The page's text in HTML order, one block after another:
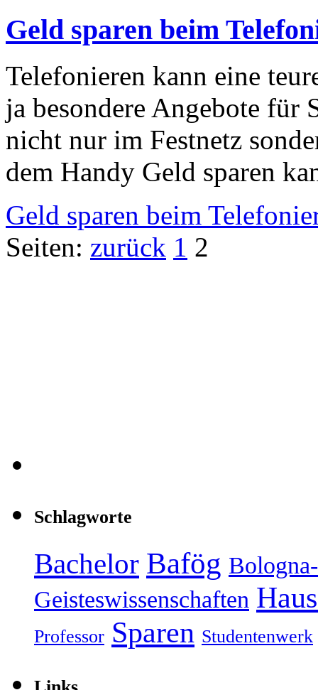
Geld sparen beim
Telefonieren kann eine
ja besondere Angebote für
nicht nur im Festnetz
dem Handy Geld sparen
Geld sparen beim
Seiten: zurück 1 2
Schlagworte
Bachelor Bafög
Geisteswissenschaften
Professor Sparen Studentenwerk